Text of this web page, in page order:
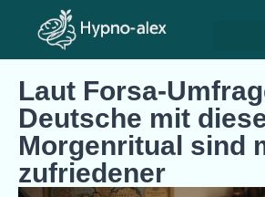
Laut Forsa-
Deutsche mit
Morgenritual sind
zufriedener